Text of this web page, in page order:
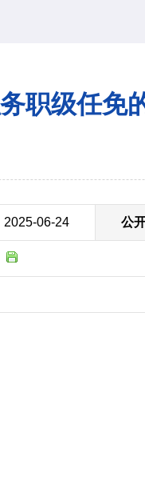
职级任免
2025-06-24 公